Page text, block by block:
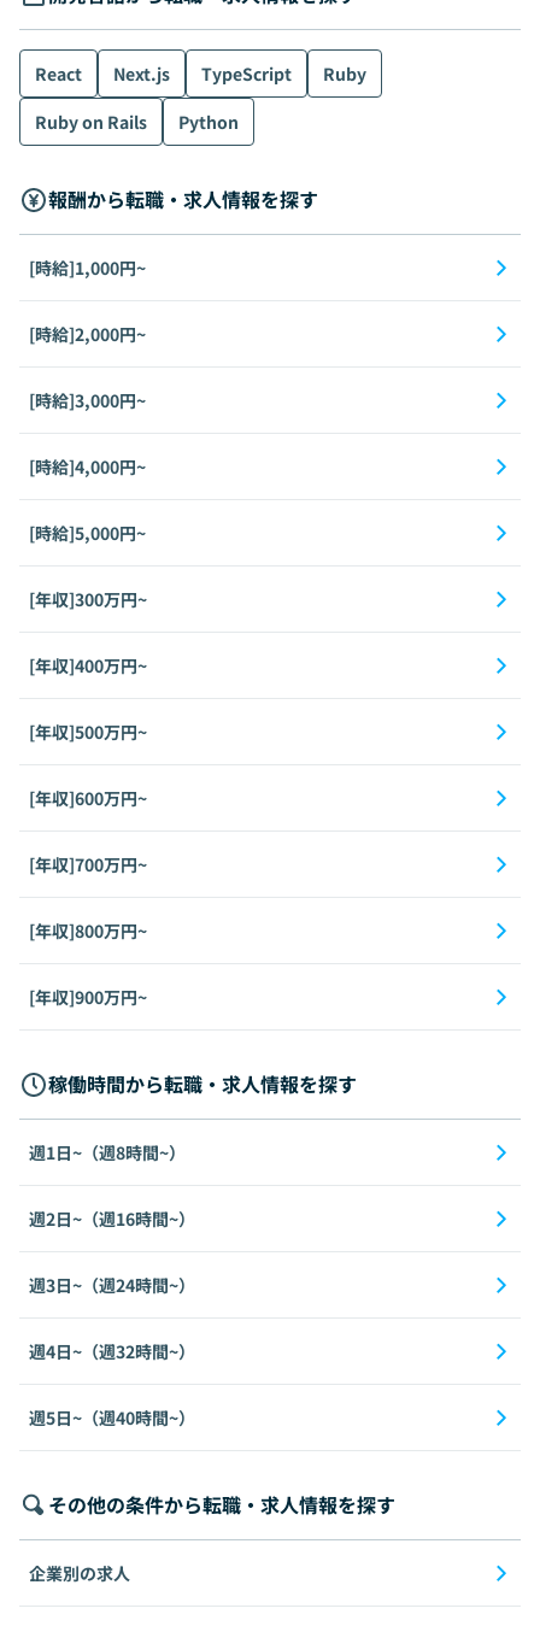
React Next.js TypeScript
Ruby
Ruby on Rails
Python
報酬から転職・求人情報を探す
[時給]1,000円~
[時給]2,000円~
[時給]3,000円~
[時給]4,000円~
[時給]5,000円~
[年収]300万円~
[年収]400万円~
[年収]500万円~
[年収]600万円~
[年収]700万円~
[年収]800万円~
[年収]900万円~
稼働時間から転職・求人情報を探す
週1日~（週8時間~）
週2日~（週16時間~）
週3日~（週24時間~）
週4日~（週32時間~）
週5日~（週40時間~）
その他の条件から転職・求人情報を探す
企業別の求人